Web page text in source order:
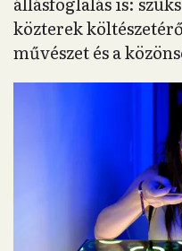
közterek
művészet és a